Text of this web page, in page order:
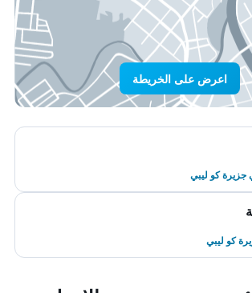
اعرض على الخريطة
جزيرة كو ليبي
كو ليبي